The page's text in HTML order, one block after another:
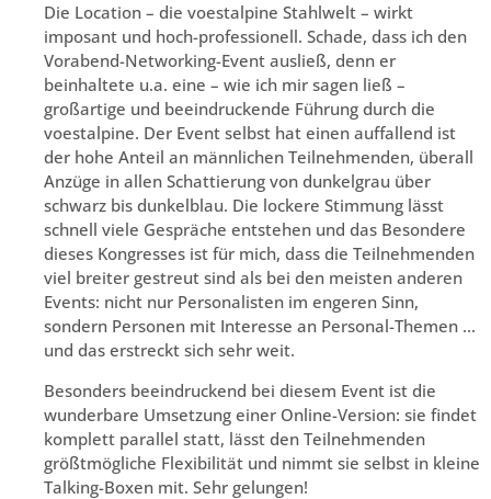
Die Location – die voestalpine Stahlwelt – wirkt
imposant und hoch-professionell. Schade, dass ich den
Vorabend-Networking-Event ausließ, denn er
beinhaltete u.a. eine – wie ich mir sagen ließ –
großartige und beeindruckende Führung durch die
voestalpine. Der Event selbst hat einen auffallend ist
der hohe Anteil an männlichen Teilnehmenden, überall
Anzüge in allen Schattierung von dunkelgrau über
schwarz bis dunkelblau. Die lockere Stimmung lässt
schnell viele Gespräche entstehen und das Besondere
dieses Kongresses ist für mich, dass die Teilnehmenden
viel breiter gestreut sind als bei den meisten anderen
Events: nicht nur Personalisten im engeren Sinn,
sondern Personen mit Interesse an Personal-Themen …
und das erstreckt sich sehr weit.
Besonders beeindruckend bei diesem Event ist die
wunderbare Umsetzung einer Online-Version: sie findet
komplett parallel statt, lässt den Teilnehmenden
größtmögliche Flexibilität und nimmt sie selbst in kleine
Talking-Boxen mit. Sehr gelungen!